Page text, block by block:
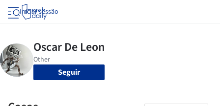
Iniciar sessão
Seguir